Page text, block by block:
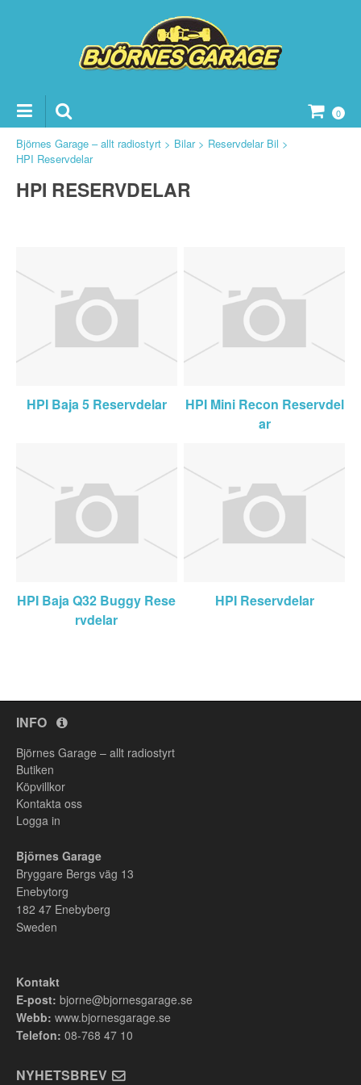
0
Reservdelar
Björnes Garage – allt radiostyrt > Bilar> Reservdelar Bil >
HPI Reservdelar
HPI RESERVDELAR
HPI Baja 5 Reservdelar
HPI Mini Recon Reservdel
ar
HPI Baja Q32 Buggy Rese
rvdelar
HPI Reservdelar
INFO
Björnes Garage – allt radiostyrt
Butiken
Köpvillkor
Kontakta oss
Logga in
Björnes Garage
Bryggare Bergs väg 13
Enebytorg
182 47 Enebyberg
Sweden
Kontakt
E-post: bjorne@bjornesgarage.se
Webb: www.bjornesgarage.se
Telefon: 08-768 47 10
NYHETSBREV